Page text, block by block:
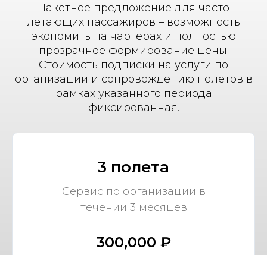
Пакетное предложение для часто
летающих пассажиров – возможность
экономить на чартерах и полностью
прозрачное формирование цены.
Стоимость подписки на услуги по
организации и сопровождению полетов в
рамках указанного периода
фиксированная.
3 полета
Сервис по организации в
течении 3 месяцев
300,000 ₽